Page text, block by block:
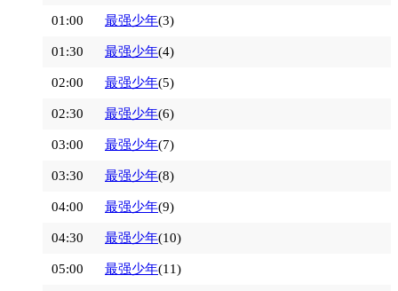
01:00 最强少年(3)
01:30 最强少年(4)
02:00 最强少年(5)
02:30 最强少年(6)
03:00 最强少年(7)
03:30 最强少年(8)
04:00 最强少年(9)
04:30 最强少年(10)
05:00 最强少年(11)